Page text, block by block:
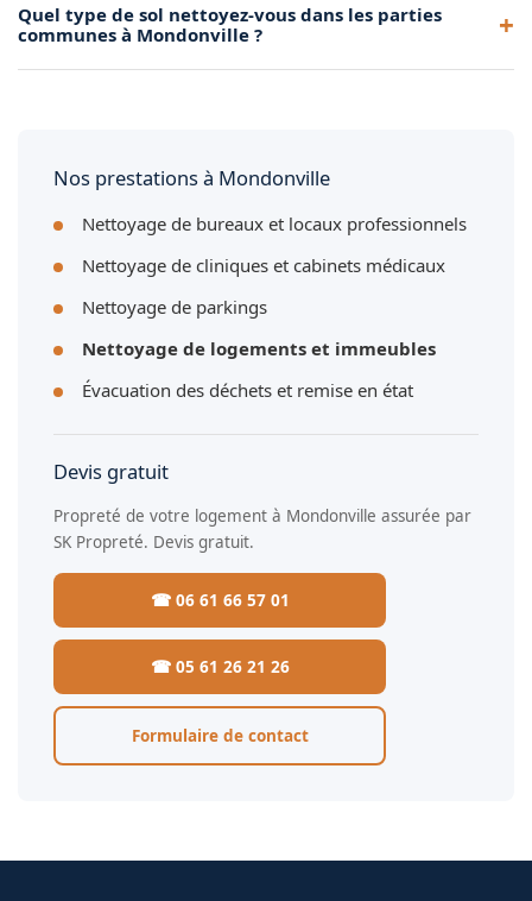
nécessaires à l'entretien de votre immeuble à Mondonville.
Quel type de sol nettoyez-vous dans les parties
communes à Mondonville ?
Nos prestations à Mondonville
Nettoyage de bureaux et locaux professionnels
Nettoyage de cliniques et cabinets médicaux
Nettoyage de parkings
Nettoyage de logements et immeubles
Évacuation des déchets et remise en état
Devis gratuit
Propreté de votre logement à Mondonville assurée par
SK Propreté. Devis gratuit.
☎ 06 61 66 57 01
☎ 05 61 26 21 26
Formulaire de contact